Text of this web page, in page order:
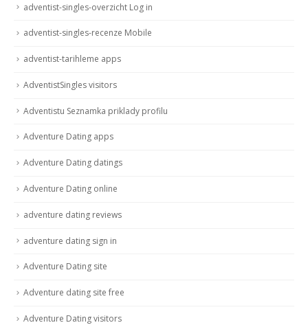
adventist-singles-overzicht Log in
adventist-singles-recenze Mobile
adventist-tarihleme apps
AdventistSingles visitors
Adventistu Seznamka priklady profilu
Adventure Dating apps
Adventure Dating datings
Adventure Dating online
adventure dating reviews
adventure dating sign in
Adventure Dating site
Adventure dating site free
Adventure Dating visitors